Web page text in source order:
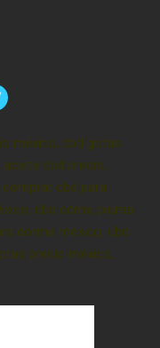
méxico, cbd gotas
cbd precio,
cbd para
cbd cdmx, pluma
dormir méxico, cbd
precio méxico,